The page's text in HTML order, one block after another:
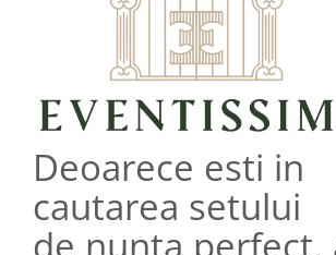
Deoarece esti in
cautarea setului